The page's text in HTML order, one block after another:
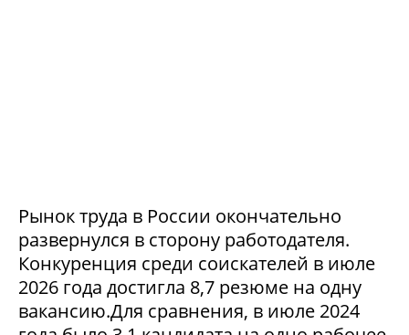
Рынок труда в России окончательно
развернулся в сторону работодателя.
Конкуренция среди соискателей в июле
2026 года достигла 8,7 резюме на одну
вакансию.Для сравнения, в июле 2024